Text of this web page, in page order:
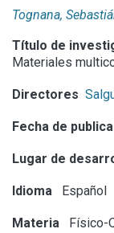
Tognana,
Título de
Materiales
Directores
Fecha de
Lugar de
Idioma Español
Materia
Físico-